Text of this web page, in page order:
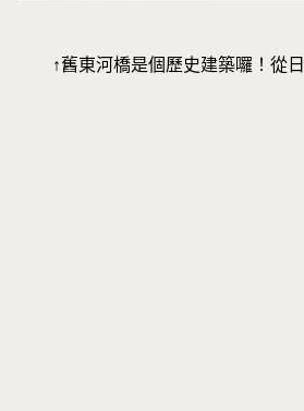
↑舊東河橋是個歷史建築囉！從